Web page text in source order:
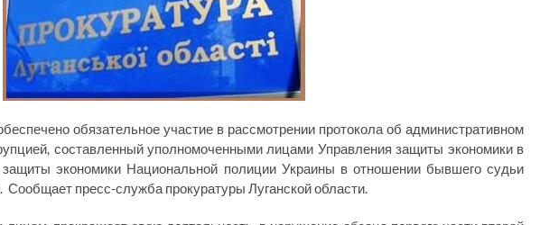
обязательное участие в рассмотрении протокола об административном
составленный уполномоченными лицами Управления защиты экономики в
защиты экономики Национальной полиции Украины в отношении бывшего судьи
Сообщает пресс-служба прокуратуры Луганской области.